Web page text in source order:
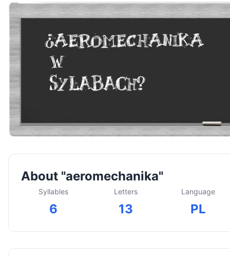
About "aeromechanika"
Syllables
6
Letters
13
Language
PL